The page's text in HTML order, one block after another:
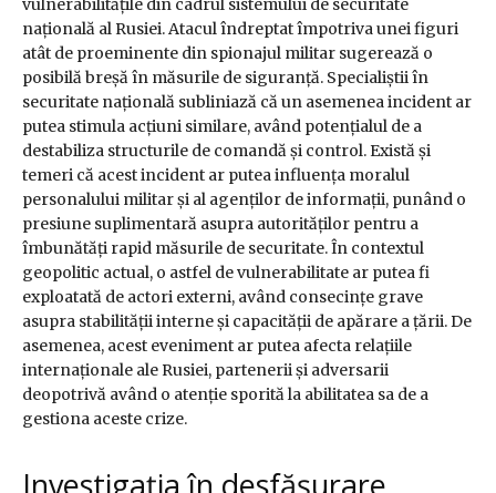
vulnerabilitățile din cadrul sistemului de securitate
națională al Rusiei. Atacul îndreptat împotriva unei figuri
atât de proeminente din spionajul militar sugerează o
posibilă breșă în măsurile de siguranță. Specialiștii în
securitate națională subliniază că un asemenea incident ar
putea stimula acțiuni similare, având potențialul de a
destabiliza structurile de comandă și control. Există și
temeri că acest incident ar putea influența moralul
personalului militar și al agenților de informații, punând o
presiune suplimentară asupra autorităților pentru a
îmbunătăți rapid măsurile de securitate. În contextul
geopolitic actual, o astfel de vulnerabilitate ar putea fi
exploatată de actori externi, având consecințe grave
asupra stabilității interne și capacității de apărare a țării. De
asemenea, acest eveniment ar putea afecta relațiile
internaționale ale Rusiei, partenerii și adversarii
deopotrivă având o atenție sporită la abilitatea sa de a
gestiona aceste crize.